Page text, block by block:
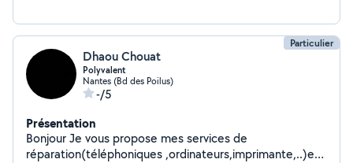
Particulier
Dhaou Chouat
Polyvalent
Nantes (Bd des Poilus)
-/5
Présentation
Bonjour Je vous propose mes services de
réparation(téléphoniques ,ordinateurs,imprimante,..)et